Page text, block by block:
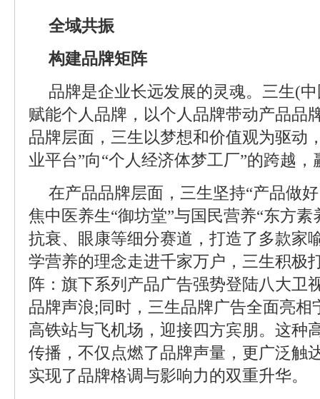
全域共振
构建品牌矩阵
品牌是企业长远发展的灵魂。三生(
赋能个人品牌，以个人品牌带动产品品
品牌层面，三生以梦想和价值观为驱动
业平台”向“个人经济体梦工厂”的跨越
在产品品牌层面，三生坚持“产品做
焦中医养生“御坊堂”与国民营养“东方
抗衰、眼康等细分赛道，打造了多款家
学营养的理念走进千家万户，三生积极
阵：旗下系列产品广告强势登陆八大卫
品牌声浪;同时，三生品牌广告全面亮相
高铁站与飞机场，迎接四方宾朋。这种
传播，不仅点燃了品牌声量，更广泛触
实现了品牌格调与影响力的双重升华。